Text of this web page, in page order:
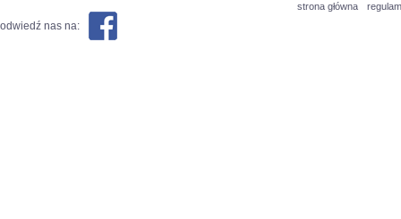
strona główna
odwiedź nas na: